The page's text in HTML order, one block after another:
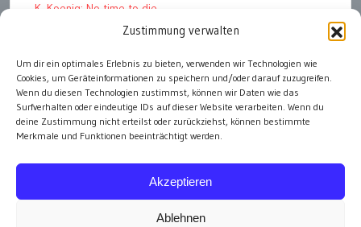
Zustimmung verwalten
Um dir ein optimales Erlebnis zu bieten, verwenden wir Technologien wie
Cookies, um Geräteinformationen zu speichern und/oder darauf zuzugreifen.
Wenn du diesen Technologien zustimmst, können wir Daten wie das
Surfverhalten oder eindeutige IDs auf dieser Website verarbeiten. Wenn du
deine Zustimmung nicht erteilst oder zurückziehst, können bestimmte
Merkmale und Funktionen beeinträchtigt werden.
Akzeptieren
Ablehnen
K. Koenig: No time to die
Hinschauen statt Wegschauen
EMRK Art. 15: „das Leben der Nation“
Pressfreedom Report ignoriert EU-Sanktionen
alle Artikel